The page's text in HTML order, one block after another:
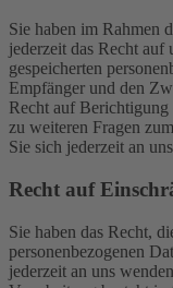
Sie haben im Rahmen
jederzeit das Recht
gespeicherten
Empfänger und den
Recht auf
zu weiteren Fragen
Sie sich jederzeit an
Recht auf
Sie haben das Recht,
personenbezogenen
jederzeit an uns